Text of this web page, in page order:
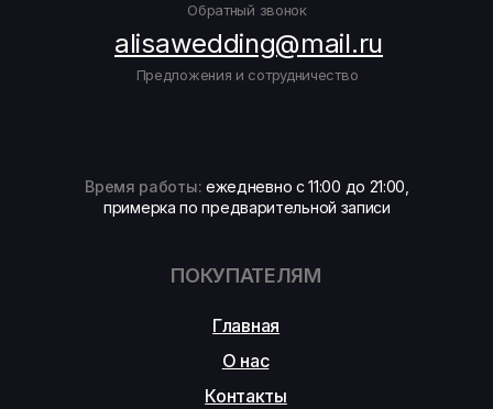
Предложения и сотрудничество
Обратный звонок
Время работы: ежедневно с 11:00 до 21:00,
примерка по предварительной записи
alisawedding@mail.ru
Главная
О нас
Контакты
ПОКУПАТЕЛЯМ